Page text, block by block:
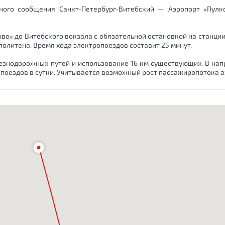
сообщения Санкт-Петербург-Витебский — Аэропорт
до Витебского вокзала с обязательной остановкой на
Время хода электропоездов составит 25 минут.
путей и использование 16 км существующих. В
в сутки. Учитывается возможный рост пассажиропотока